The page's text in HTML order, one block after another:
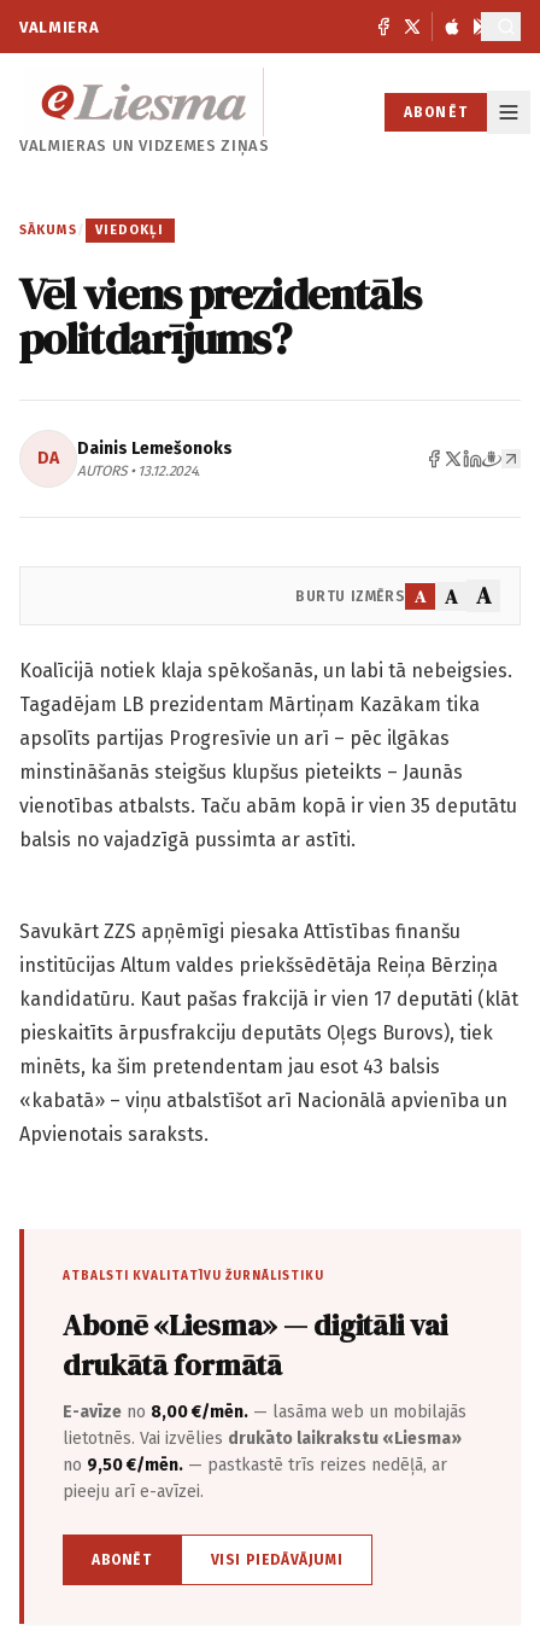
VALMIERA
VALMIERAS UNVIDZEMES ZIŅAS
ABONĒT
SĀKUMS / VIEDOKĻI
Vēl viens prezidentāls
politdarījums?
DA Dainis Lemešonoks
AUTORS • 13.12.2024.
BURTU IZMĒRS A A A
Koalīcijā notiek klaja spēkošanās, un labi tā nebeigsies.
Tagadējam LB prezidentam Mārtiņam Kazākam tika
apsolīts partijas Progresīvie un arī – pēc ilgākas
minstināšanās steigšus klupšus pieteikts – Jaunās
vienotības atbalsts. Taču abām kopā ir vien 35 deputātu
balsis no vajadzīgā pussimta ar astīti.
Savukārt ZZS apņēmīgi piesaka Attīstības finanšu
institūcijas Altum valdes priekšsēdētāja Reiņa Bērziņa
kandidatūru. Kaut pašas frakcijā ir vien 17 deputāti (klāt
pieskaitīts ārpusfrakciju deputāts Oļegs Burovs), tiek
minēts, ka šim pretendentam jau esot 43 balsis
«kabatā» – viņu atbalstīšot arī Nacionālā apvienība un
Apvienotais saraksts.
ATBALSTI KVALITATĪVU ŽURNĀLISTIKU
Abonē «Liesma» — digitāli vai
drukātā formātā
E-avīze no 8,00 €/mēn. — lasāma web un mobilajās
lietotnēs. Vai izvēlies drukāto laikrakstu «Liesma»
no 9,50 €/mēn. — pastkastē trīs reizes nedēļā, ar
pieeju arī e-avīzei.
ABONĒT VISI PIEDĀVĀJUMI